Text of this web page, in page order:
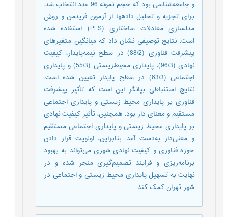
و جامعه‌شناسی بود که حجم نمونه 96 عدد انتخاب شد.
برای تجزیه و تحلیل داده­ها از آزمون فریدمن و روش
مدل­سازی معادلات ساختاری (PLS) استفاده‌ شده
است. نتایج توصیفی نشان داد که میانگین متغیرهای
پیشرفت فناوری (88/2) در سطح نیمه‌پایدار، کیفیت
نهادی (96/3)، پایداری محیط‌زیستی (55/3) و پایداری
اجتماعی (63/3) در سطح پایدار تعیین شده است.
نتایج استنباطی بیانگر این است که تأثیر پیشرفت
فناوری بر پایداری محیط زیستی و پایداری اجتماعی
مستقیم و معنای دار بود. همچنین، تأثیر کیفیت نهادی
بر پایداری محیط زیستی و پایداری اجتماعی مستقیم
و معنی‌دار ‌به‌دست آمد. بنابراین، اولویت قرار دادن
حوزه فناوری و کیفیت نهادی شهری می‌تواند به بهبود
برنامه‌ریزی و فرایند تصمیم‌گیری منجر شده و در
نهایت به تسهیل پایداری محیط زیستی و اجتماعی در
شهر تهران کمک کند.